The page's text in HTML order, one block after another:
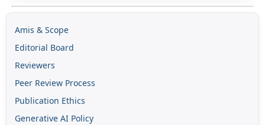
Amis & Scope
Editorial Board
Reviewers
Peer Review Process
Publication Ethics
Generative AI Policy